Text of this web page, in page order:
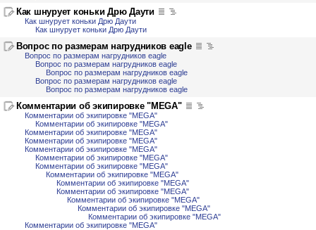
Как шнурует коньки Дрю Даути
Как шнурует коньки Дрю Даути
Как шнурует коньки Дрю Даути
Вопрос по размерам нагрудников eagle
Вопрос по размерам нагрудников eagle
Вопрос по размерам нагрудников eagle
Вопрос по размерам нагрудников eagle
Вопрос по размерам нагрудников eagle
Вопрос по размерам нагрудников eagle
Комментарии об экипировке "MEGA"
Комментарии об экипировке "MEGA"
Комментарии об экипировке "MEGA"
Комментарии об экипировке "MEGA"
Комментарии об экипировке "MEGA"
Комментарии об экипировке "MEGA"
Комментарии об экипировке "MEGA"
Комментарии об экипировке "MEGA"
Комментарии об экипировке "MEGA"
Комментарии об экипировке "MEGA"
Комментарии об экипировке "MEGA"
Комментарии об экипировке "MEGA"
Комментарии об экипировке "MEGA"
Комментарии об экипировке "MEGA"
Комментарии об экипировке "MEGA"